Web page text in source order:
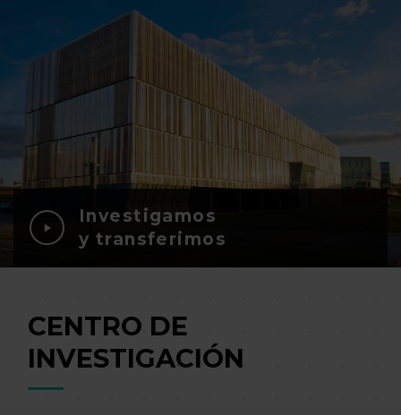
Investigamos
y transferimos
CENTRO DE
INVESTIGACIÓN